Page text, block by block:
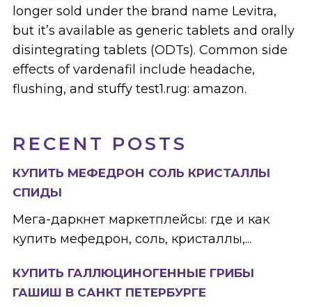
RECENT POSTS
КУПИТЬ МЕФЕДРОН СОЛЬ КРИСТАЛЛЫ
СПИДЫ
Мега-даркнет маркетплейсы: где и как
купить мефедрон, соль, кристаллы,...
КУПИТЬ ГАЛЛЮЦИНОГЕННЫЕ ГРИБЫ
ГАШИШ В САНКТ ПЕТЕРБУРГЕ
longer sold under the brand name Levitra,
but it’s available as generic tablets and orally
disintegrating tablets (ODTs). Common side
effects of vardenafil include headache,
flushing, and stuffy test1.rug: amazon.